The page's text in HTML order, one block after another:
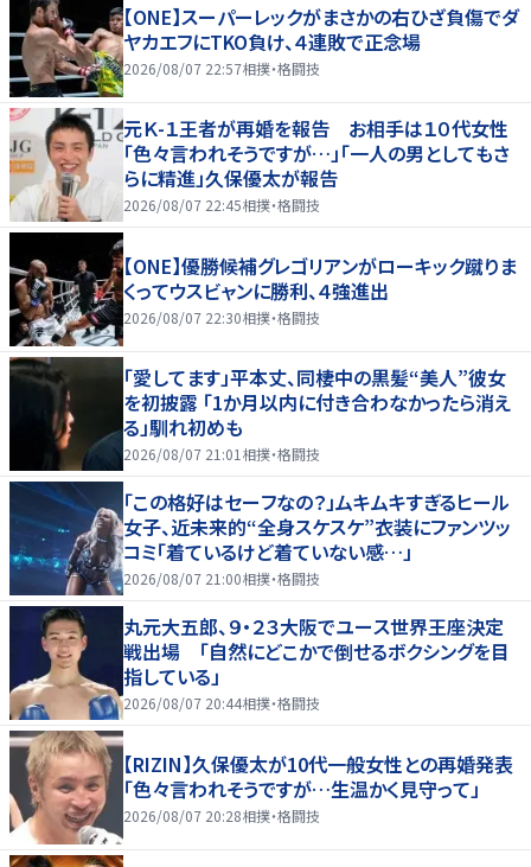
【ONE】スーパーレックがまさかの右ひざ負傷でダ
ヤカエフにTKO負け、４連敗で正念場
2026/08/07 22:57相撲・格闘技
元Ｋ-１王者が再婚を報告 お相手は１０代女性
「色々言われそうですが…」「一人の男としてもさ
らに精進」久保優太が報告
2026/08/07 22:45相撲・格闘技
【ONE】優勝候補グレゴリアンがローキック蹴りま
くってウスビャンに勝利、４強進出
2026/08/07 22:30相撲・格闘技
「愛してます」平本丈、同棲中の黒髪“美人”彼女
を初披露 「1か月以内に付き合わなかったら消え
る」馴れ初めも
2026/08/07 21:01 相撲・格闘技
「この格好はセーフなの？」ムキムキすぎるヒール
女子、近未来的“全身スケスケ”衣装にファンツッ
コミ「着ているけど着ていない感…」
2026/08/07 21:00相撲・格闘技
丸元大五郎、９・２３大阪でユース世界王座決定
戦出場 「自然にどこかで倒せるボクシングを目
指している」
2026/08/07 20:44相撲・格闘技
【RIZIN】久保優太が10代一般女性との再婚発表
「色々言われそうですが…生温かく見守って」
2026/08/07 20:28相撲・格闘技